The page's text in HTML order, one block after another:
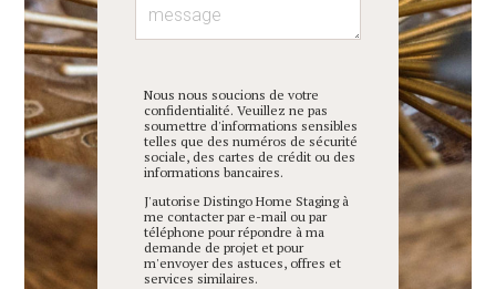
Nous nous soucions de votre
confidentialité. Veuillez ne pas
soumettre d'informations sensibles
telles que des numéros de sécurité
sociale, des cartes de crédit ou des
informations bancaires.
J'autorise Distingo Home Staging à
me contacter par e-mail ou par
téléphone pour répondre à ma
demande de projet et pour
m'envoyer des astuces, offres et
services similaires.